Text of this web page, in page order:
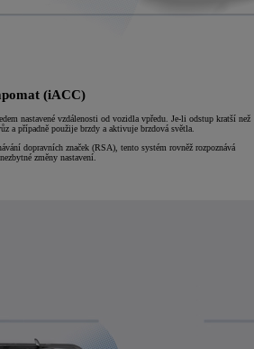
(iACC)
nastavené vzdálenosti od vozidla vpředu. Je-li odstup kratší než
a případně použije brzdy a aktivuje brzdová světla.
dopravních značek (RSA), tento systém rovněž rozpoznává
změny nastavení.